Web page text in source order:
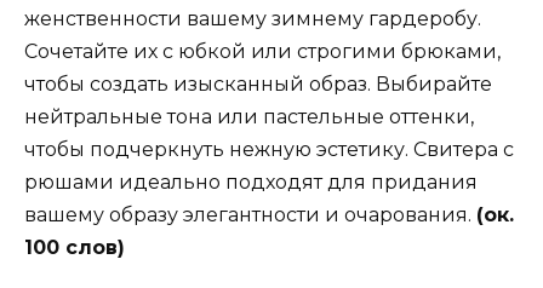
женственности вашему зимнему гардеробу.
Сочетайте их с юбкой или строгими брюками,
чтобы создать изысканный образ. Выбирайте
нейтральные тона или пастельные оттенки,
чтобы подчеркнуть нежную эстетику. Свитера с
рюшами идеально подходят для придания
вашему образу элегантности и очарования. (ок.
100 слов)